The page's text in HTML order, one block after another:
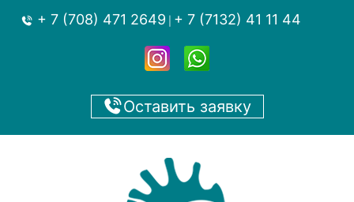
+ 7 (708) 471 2649 + 7 (7132) 41 11 44
Оставить заявку